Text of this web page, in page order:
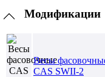
Модификации
Весы
CAS SWII-2